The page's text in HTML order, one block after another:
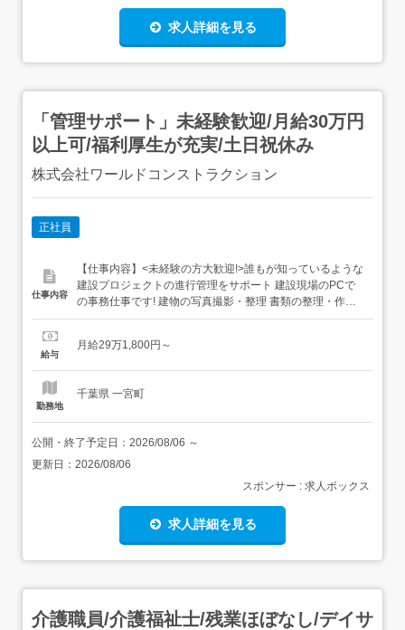
求人詳細を見る
「管理サポート」未経験歓迎/月給30万円
以上可/福利厚生が充実/土日祝休み
株式会社ワールドコンストラクション
正社員
仕事内容
【仕事内容】<未経験の方大歓迎!>誰もが知っているような
建設プロジェクトの進行管理をサポート 建設現場のPCで
の事務仕事です! 建物の写真撮影・整理 書類の整理・作
成・ファイリング 申請書の作成 スケジュールの管理 スタ
ち合わせなど幅広い業務に携わることができます。デスク
給与
月給29万1,800円～
勤務地
千葉県 一宮町
公開・終了予定日： 2026/08/06 ～
更新日： 2026/08/06
スポンサー : 求人ボックス
求人詳細を見る
介護職員/介護福祉士/残業ほぼなし/デイサ